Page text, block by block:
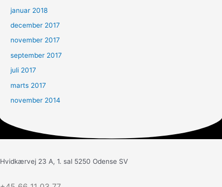
januar 2018
december 2017
november 2017
september 2017
juli 2017
marts 2017
november 2014
Hvidkærvej 23 A, 1. sal 5250 Odense SV